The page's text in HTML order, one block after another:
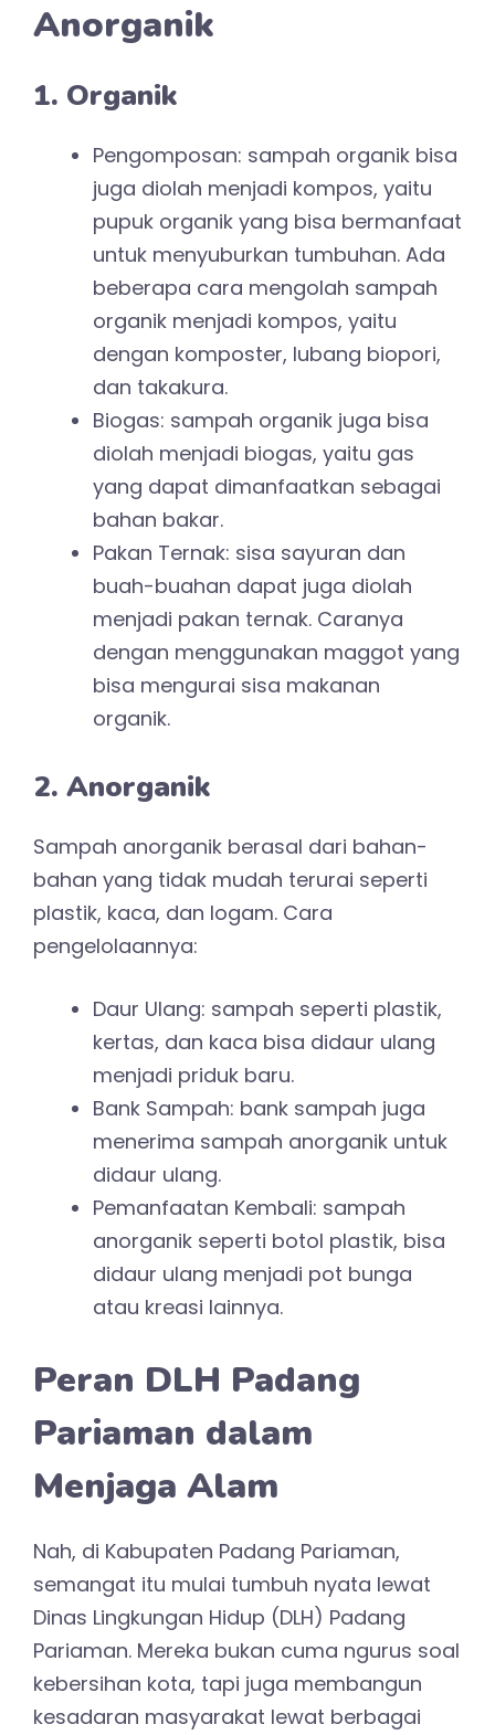
Anorganik
1. Organik
Pengomposan: sampah organik bisa
juga diolah menjadi kompos, yaitu
pupuk organik yang bisa bermanfaat
untuk menyuburkan tumbuhan. Ada
beberapa cara mengolah sampah
organik menjadi kompos, yaitu
dengan komposter, lubang biopori,
dan takakura.
Biogas: sampah organik juga bisa
diolah menjadi biogas, yaitu gas
yang dapat dimanfaatkan sebagai
bahan bakar.
Pakan Ternak: sisa sayuran dan
buah-buahan dapat juga diolah
menjadi pakan ternak. Caranya
dengan menggunakan maggot yang
bisa mengurai sisa makanan
organik.
2. Anorganik
Sampah anorganik berasal dari bahan-
bahan yang tidak mudah terurai seperti
plastik, kaca, dan logam. Cara
pengelolaannya:
Daur Ulang: sampah seperti plastik,
kertas, dan kaca bisa didaur ulang
menjadi priduk baru.
Bank Sampah: bank sampah juga
menerima sampah anorganik untuk
didaur ulang.
Pemanfaatan Kembali: sampah
anorganik seperti botol plastik, bisa
didaur ulang menjadi pot bunga
atau kreasi lainnya.
Peran DLH Padang
Pariaman dalam
Menjaga Alam
Nah, di Kabupaten Padang Pariaman,
semangat itu mulai tumbuh nyata lewat
Dinas Lingkungan Hidup (DLH) Padang
Pariaman. Mereka bukan cuma ngurus soal
kebersihan kota, tapi juga membangun
kesadaran masyarakat lewat berbagai